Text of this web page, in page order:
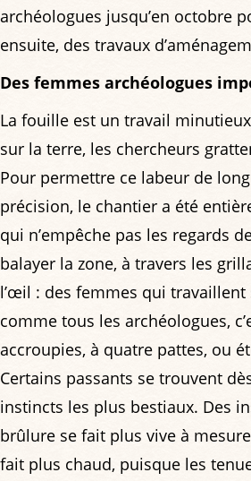
archéologues jusqu’en octobre
ensuite, des travaux
Des femmes archéologues
La fouille est un travail
sur la terre, les chercheurs
Pour permettre ce labeur de
précision, le chantier a été
qui n’empêche pas les regards
balayer la zone, à travers les
l’œil : des femmes qui travaillent
comme tous les archéologues,
accroupies, à quatre pattes, ou
Certains passants se trouvent
instincts les plus bestiaux. Des
brûlure se fait plus vive à
fait plus chaud, puisque les